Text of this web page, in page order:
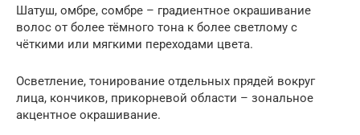
Шатуш, омбре, сомбре – градиентное окрашивание
волос от более тёмного тона к более светлому с
чёткими или мягкими переходами цвета.
Осветление, тонирование отдельных прядей вокруг
лица, кончиков, прикорневой области – зональное
акцентное окрашивание.